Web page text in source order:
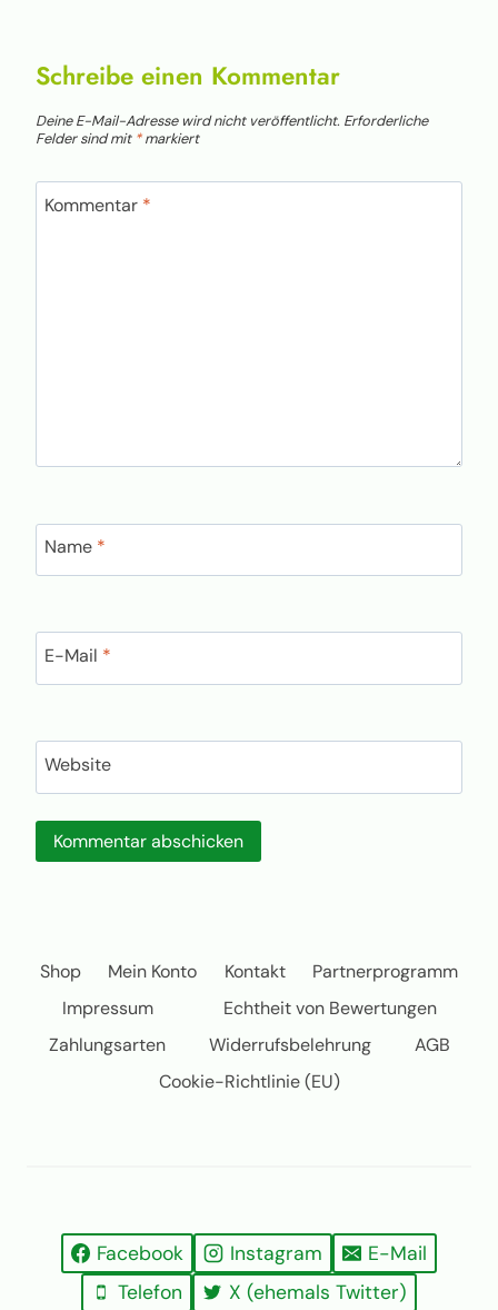
Schreibe einen Kommentar
Deine E-Mail-Adresse wird nicht veröffentlicht. Erforderliche
Felder sind mit *markiert
Kommentar *
Name *
E-Mail *
Website
Shop Mein Konto Kontakt
Partnerprogramm
Impressum
Echtheit von Bewertungen
Zahlungsarten
Widerrufsbelehrung
AGB
Cookie-Richtlinie (EU)
Facebook Instagram
E-Mail
Telefon
X (ehemals Twitter)